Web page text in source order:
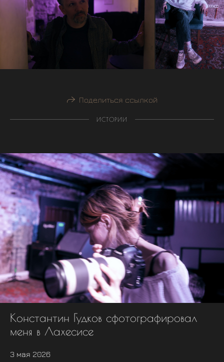
Поделиться ссылкой
ИСТОРИИ
Константин Гудков сфотографировал
меня в Лахесисе
3 мая 2026